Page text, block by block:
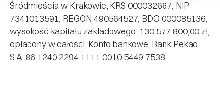
Śródmieścia w Krakowie, KRS 000032667, NIP
7341013591, REGON 490564527, BDO 000085136,
wysokość kapitału zakładowego 130 577 800,00 zł,
opłacony w całości. Konto bankowe: Bank Pekao
S.A. 86 1240 2294 1111 0010 5449 7538